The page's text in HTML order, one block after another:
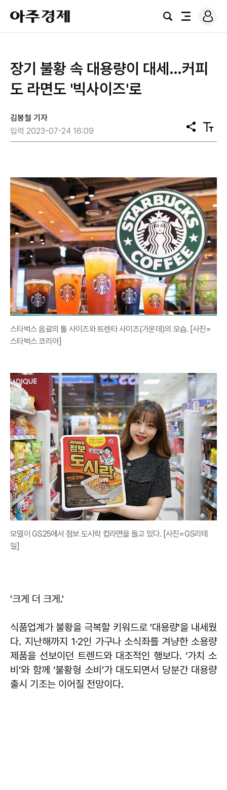
아
주
경
검
전
로
그
장기 불황 속 대용량이 대세…커피
도 라면도 '빅사이즈'로
김봉철 기자
입력 2023-07-24 16:09
공
유
텍
스
스타벅스 음료의 톨 사이즈와 트렌타 사이즈(가운데)의 모습. [사진=
스타벅스 코리아]
모델이 GS25에서 점보 도시락 컵라면을 들고 있다. [사진=GS리테
일]
'크게 더 크게.'
식품업계가 불황을 극복할 키워드로 '대용량'을 내세웠
다. 지난해까지 1·2인 가구나 소식좌를 겨냥한 소용량
제품을 선보이던 트렌드와 대조적인 행보다. ‘가치 소
비’와 함께 ‘불황형 소비’가 대도되면서 당분간 대용량
출시 기조는 이어질 전망이다.